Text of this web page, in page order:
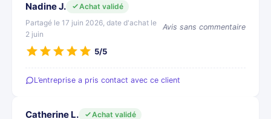
Nadine J.
Achat validé
Partagé le 17 juin 2026, date d'achat le
2 juin
Avis sans commentaire
5/5
L’entreprise a pris contact avec ce client
Catherine L.
Achat validé